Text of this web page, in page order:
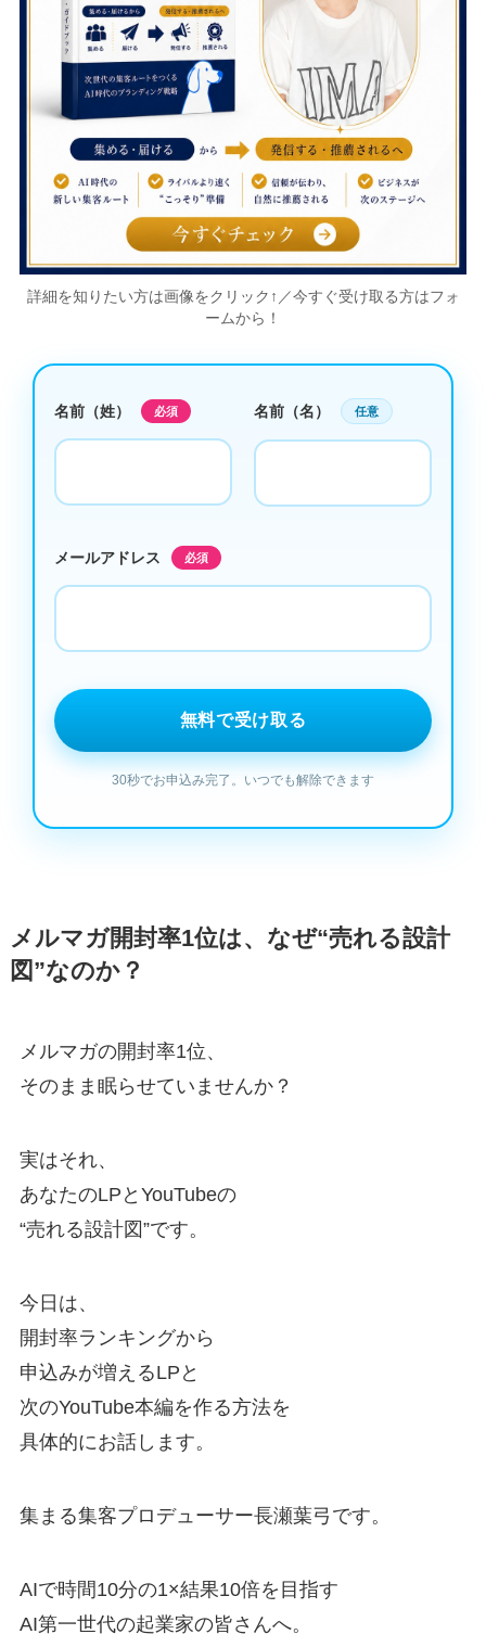
詳細を知りたい方は画像をクリック↑／今すぐ受け取る方はフォ
ームから！
名前（姓） 必須 名前（名） 任意
メールアドレス 必須
メルマガ開封率1位は、なぜ“売れる設計
図”なのか？
メルマガの開封率1位、
そのまま眠らせていませんか？
実はそれ、
あなたのLPとYouTubeの
“売れる設計図”です。
今日は、
開封率ランキングから
申込みが増えるLPと
次のYouTube本編を作る方法を
具体的にお話します。
集まる集客プロデューサー長瀬葉弓です。
AIで時間10分の1×結果10倍を目指す
AI第一世代の起業家の皆さんへ。